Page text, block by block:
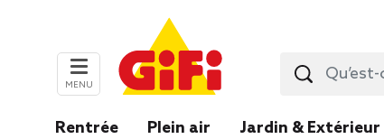
MENU
Rentrée Plein air Jardin & Extérieur